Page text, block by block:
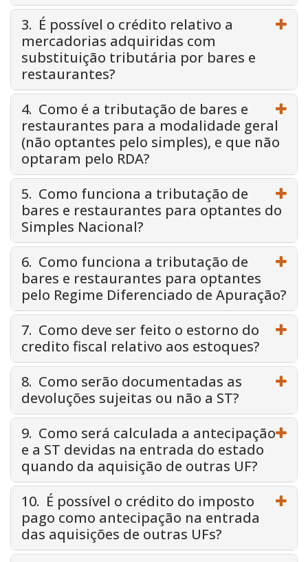
3. É possível o crédito relativo a
mercadorias adquiridas com
substituição tributária por bares e
restaurantes?
4. Como é a tributação de bares e
restaurantes para a modalidade geral
(não optantes pelo simples), e que não
optaram pelo RDA?
5. Como funciona a tributação de
bares e restaurantes para optantes do
Simples Nacional?
6. Como funciona a tributação de
bares e restaurantes para optantes
pelo Regime Diferenciado de Apuração?
7. Como deve ser feito o estorno do
credito fiscal relativo aos estoques?
8. Como serão documentadas as
devoluções sujeitas ou não a ST?
9. Como será calculada a antecipação
e a ST devidas na entrada do estado
quando da aquisição de outras UF?
10. É possível o crédito do imposto
pago como antecipação na entrada
das aquisições de outras UFs?